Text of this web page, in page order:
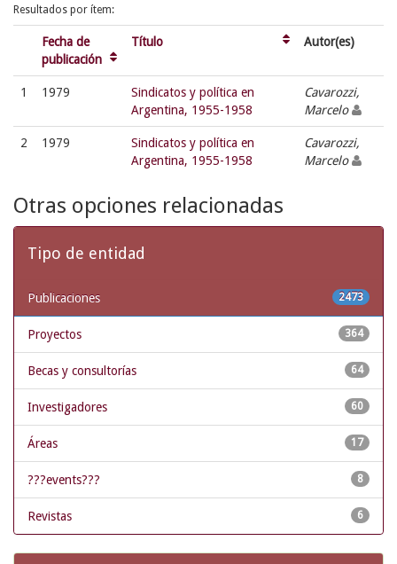
Resultados por ítem:
Fecha de
publicación
Título Autor(es)
1 1979
Sindicatos y política en
Argentina, 1955-1958
Cavarozzi,
Marcelo
2 1979
Sindicatos y política en
Argentina, 1955-1958
Cavarozzi,
Marcelo
Otras opciones relacionadas
Tipo de entidad
2473
Publicaciones
364
Proyectos
64
Becas y consultorías
60
Investigadores
17
Áreas
8
???events???
6
Revistas